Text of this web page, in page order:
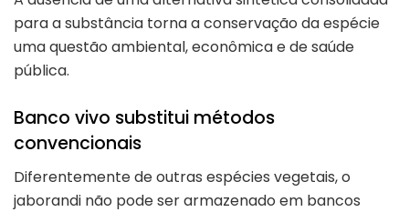
para a substância torna a conservação da espécie
uma questão ambiental, econômica e de saúde
pública.
Banco vivo substitui métodos
convencionais
Diferentemente de outras espécies vegetais, o
jaborandi não pode ser armazenado em bancos